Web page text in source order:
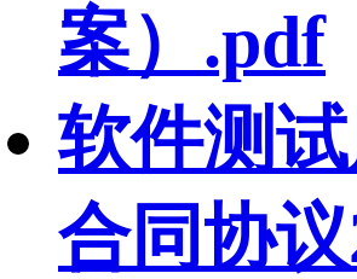
案）.pdf
软件测
合同协议